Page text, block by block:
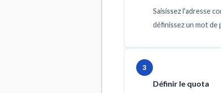
Saisissez l'adresse
définissez un mot de
3
Définir le quota